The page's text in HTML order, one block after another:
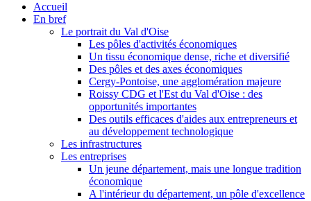
Accueil
En bref
Le portrait du Val d'Oise
Les pôles d'activités économiques
Un tissu économique dense, riche et diversifié
Des pôles et des axes économiques
Cergy-Pontoise, une agglomération majeure
Roissy CDG et l'Est du Val d'Oise : des
opportunités importantes
Des outils efficaces d'aides aux entrepreneurs et
au développement technologique
Les infrastructures
Les entreprises
Un jeune département, mais une longue tradition
économique
A l'intérieur du département, un pôle d'excellence